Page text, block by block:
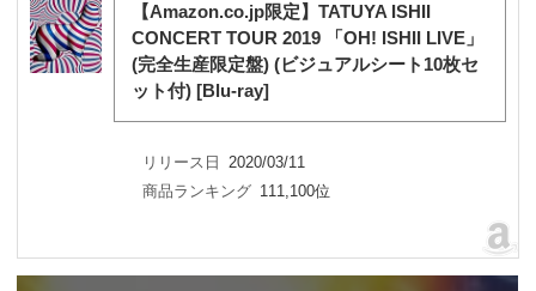
【Amazon.co.jp限定】TATUYA ISHII
CONCERT TOUR 2019 「OH! ISHII LIVE」
(完全生産限定盤) (ビジュアルシート10枚セ
ット付) [Blu-ray]
リリース日
2020/03/11
商品ランキング 111,100位